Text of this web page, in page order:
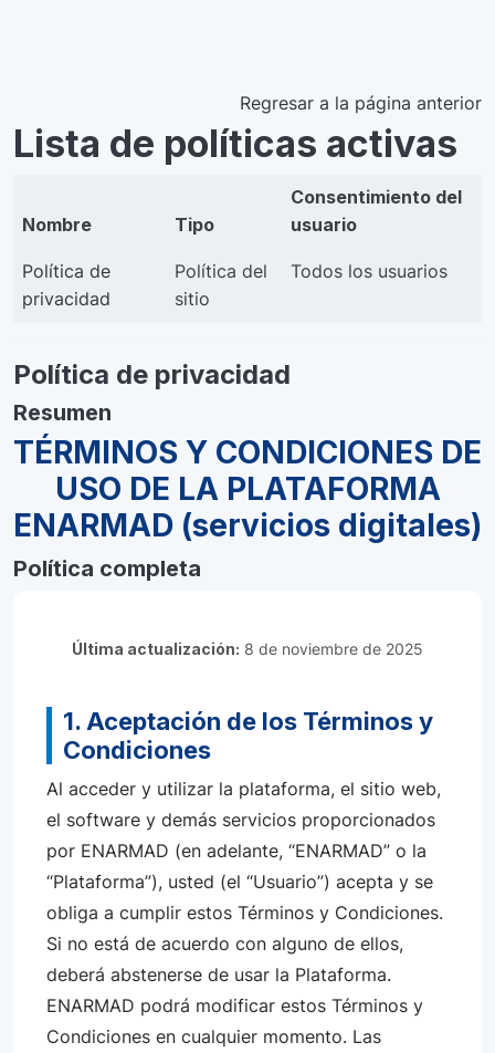
Regresar a la página anterior
Lista de políticas activas
Nombre Tipo
Consentimiento del
usuario
Política de
privacidad
Política del
sitio
Todos los usuarios
Política de privacidad
Resumen
TÉRMINOS Y CONDICIONES DE
USO DE LA PLATAFORMA
ENARMAD (servicios digitales)
Política completa
Última actualización: 8 de noviembre de 2025
1. Aceptación de los Términos y
Condiciones
Al acceder y utilizar la plataforma, el sitio web,
el software y demás servicios proporcionados
por ENARMAD (en adelante, “ENARMAD” o la
“Plataforma”), usted (el “Usuario”) acepta y se
obliga a cumplir estos Términos y Condiciones.
Si no está de acuerdo con alguno de ellos,
deberá abstenerse de usar la Plataforma.
ENARMAD podrá modificar estos Términos y
Condiciones en cualquier momento. Las